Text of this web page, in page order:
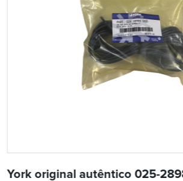
York original autêntico 025-